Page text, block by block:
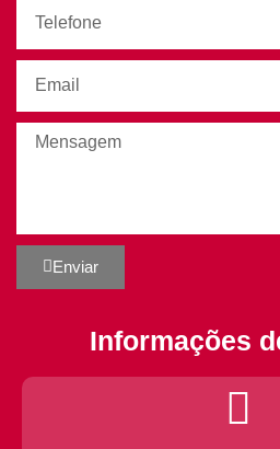
Enviar
Informações